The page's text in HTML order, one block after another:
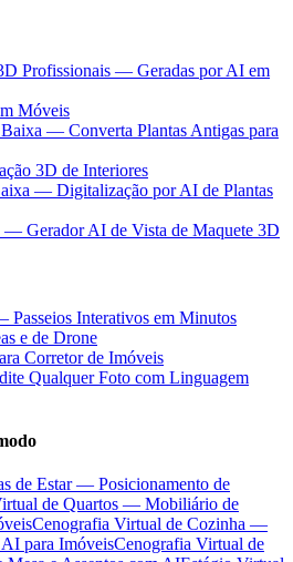
Profissionais — Geradas por AI em
Móveis
Baixa — Converta Plantas Antigas para
3D de Interiores
— Digitalização por AI de Plantas
— Gerador AI de Vista de Maquete 3D
Passeios Interativos em Minutos
e de Drone
Corretor de Imóveis
Qualquer Foto com Linguagem
de Estar — Posicionamento de
de Quartos — Mobiliário de
Cenografia Virtual de Cozinha —
para ImóveisCenografia Virtual de